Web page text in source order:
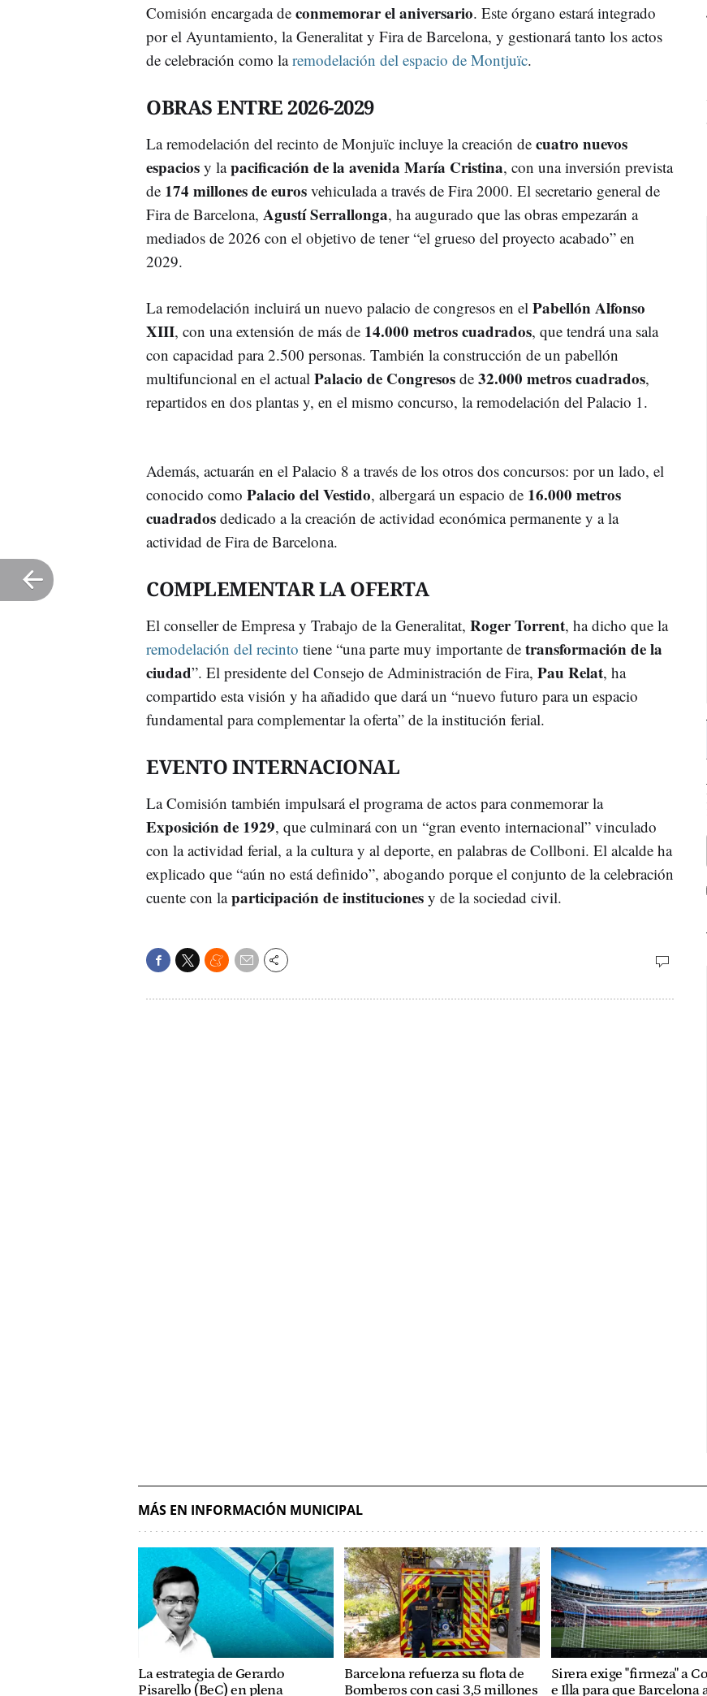
Comisión encargada de conmemorar el aniversario. Este órgano estará integrado
por el Ayuntamiento, la Generalitat y Fira de Barcelona, y gestionará tanto los actos
de celebración como laremodelación del espacio de Montjuïc.
OBRAS ENTRE 2026-2029
La remodelación del recinto de Monjuïc incluye la creación de cuatro nuevos
espacios y lapacificación de la avenida María Cristina, con una inversión prevista
de 174 millones de euros vehiculada a través de Fira 2000. El secretario general de
Fira de Barcelona, Agustí Serrallonga, ha augurado que las obras empezarán a
mediados de 2026 con el objetivo de tener “el grueso del proyecto acabado” en
2029.
La remodelación incluirá un nuevo palacio de congresos en el Pabellón Alfonso
XIII, con una extensión de más de 14.000 metros cuadrados, que tendrá una sala
con capacidad para 2.500 personas. También la construcción de un pabellón
multifuncional en el actual Palacio de Congresos de 32.000 metros cuadrados,
repartidos en dos plantas y, en el mismo concurso, la remodelación del Palacio 1.
Además, actuarán en el Palacio 8 a través de los otros dos concursos: por un lado, el
conocido como Palacio del Vestido, albergará un espacio de 16.000 metros
cuadrados dedicado a la creación de actividad económica permanente y a la
actividad de Fira de Barcelona.
COMPLEMENTAR LA OFERTA
El conseller de Empresa y Trabajo de la Generalitat, Roger Torrent, ha dicho que la
remodelación del recinto tiene “una parte muy importante de transformación de la
ciudad”. El presidente del Consejo de Administración de Fira, Pau Relat, ha
compartido esta visión y ha añadido que dará un “nuevo futuro para un espacio
fundamental para complementar la oferta” de la institución ferial.
EVENTO INTERNACIONAL
La Comisión también impulsará el programa de actos para conmemorar la
Exposición de 1929, que culminará con un “gran evento internacional” vinculado
con la actividad ferial, a la cultura y al deporte, en palabras de Collboni. El alcalde ha
explicado que “aún no está definido”, abogando porque el conjunto de la celebración
cuente con laparticipación de instituciones y de la sociedad civil.
MÁS EN INFORMACIÓN MUNICIPAL
La estrategia de Gerardo
Pisarello (BeC) en plena
Barcelona refuerza su flota de
Bomberos con casi 3,5 millones
Sirera exige "firmeza" a
e Illa para que Barcelona